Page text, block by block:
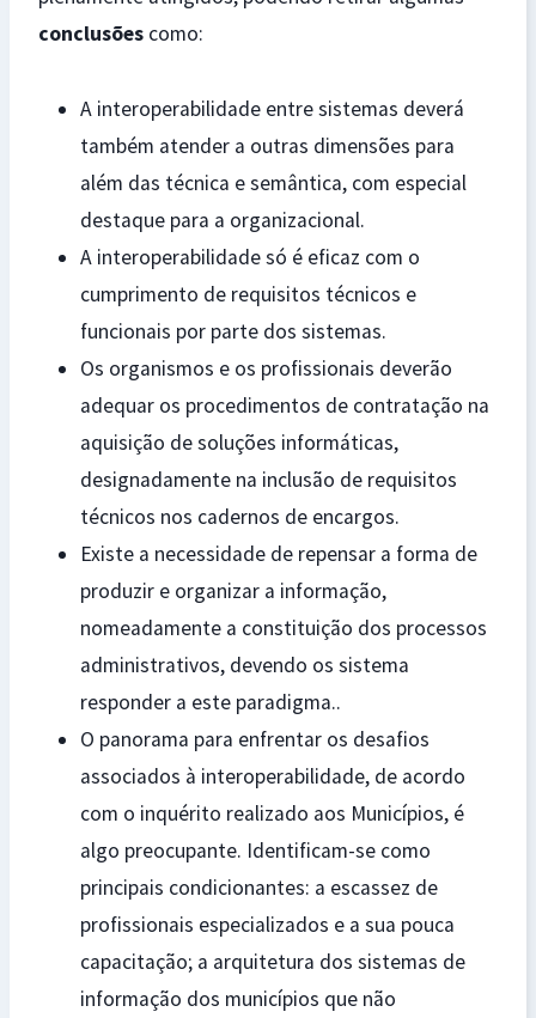
conclusões como:
A interoperabilidade entre sistemas deverá
também atender a outras dimensões para
além das técnica e semântica, com especial
destaque para a organizacional.
A interoperabilidade só é eficaz com o
cumprimento de requisitos técnicos e
funcionais por parte dos sistemas.
Os organismos e os profissionais deverão
adequar os procedimentos de contratação na
aquisição de soluções informáticas,
designadamente na inclusão de requisitos
técnicos nos cadernos de encargos.
Existe a necessidade de repensar a forma de
produzir e organizar a informação,
nomeadamente a constituição dos processos
administrativos, devendo os sistema
responder a este paradigma..
O panorama para enfrentar os desafios
associados à interoperabilidade, de acordo
com o inquérito realizado aos Municípios, é
algo preocupante. Identificam-se como
principais condicionantes: a escassez de
profissionais especializados e a sua pouca
capacitação; a arquitetura dos sistemas de
informação dos municípios que não